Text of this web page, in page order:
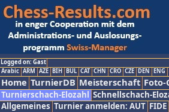
Logged on: Gast
Arabic ARM AZE BIH BUL CAT CHN CRO CZE DEN ENG
Home TurnierDB Meisterschaft Foto-
Turnierschach-Elozahl Schnellschach-
Allgemeines Turnier anmelden: AUT FIDE